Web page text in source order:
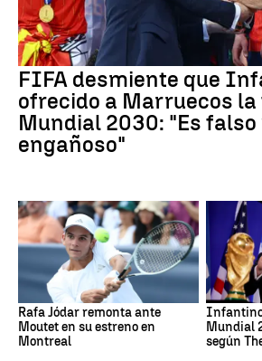
FIFA desmiente que
ofrecido a Marruecos
Mundial 2030: "Es falso
engañoso"
Rafa Jódar remonta ante
Moutet en su estreno en
Montreal
Mundial
según